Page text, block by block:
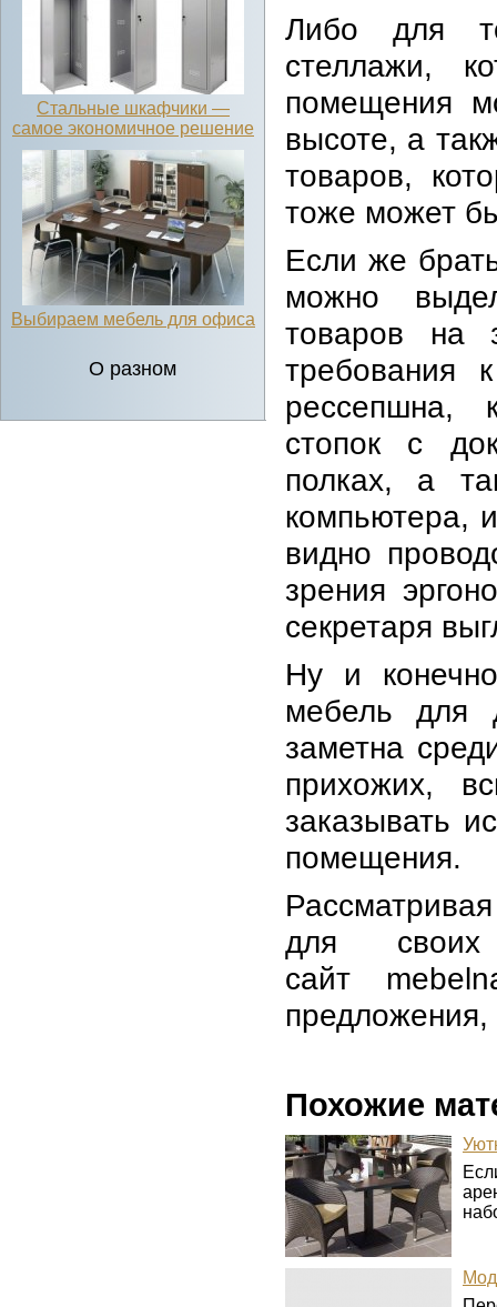
Стальные шкафчики —
самое экономичное решение
Выбираем мебель для офиса
О разном
Либо для
стеллажи,
помещения
высоте, а
товаров,
тоже может
Если же
можно
товаров на
требования
рессепшна,
стопок с
полках, а
компьютера,
видно
зрения
секретаря
Ну и
мебель для
заметна
прихожих,
заказывать
помещения.
для своих
сайт
Похожие